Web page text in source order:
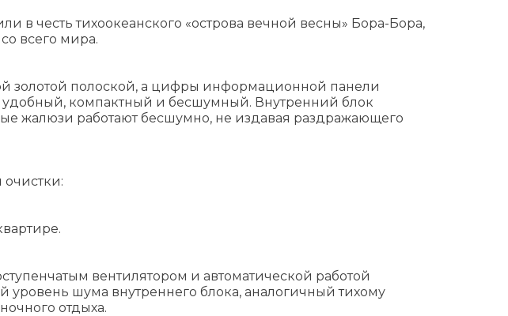
честь тихоокеанского «острова вечной весны» Бора-Бора,
всего мира.
золотой полоской, а цифры информационной панели
удобный, компактный и бесшумный. Внутренний блок
жалюзи работают бесшумно, не издавая раздражающего
очистки:
вентилятором и автоматической работой
уровень шума внутреннего блока, аналогичный тихому
отдыха.